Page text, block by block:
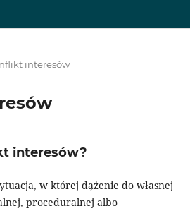
interesów
interesów?
w której dążenie do własnej
proceduralnej albo